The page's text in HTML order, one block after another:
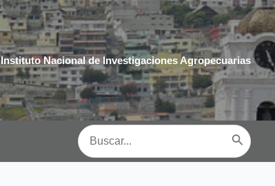
Instituto Nacional de Investigaciones Agropecuarias
Buscar
por: